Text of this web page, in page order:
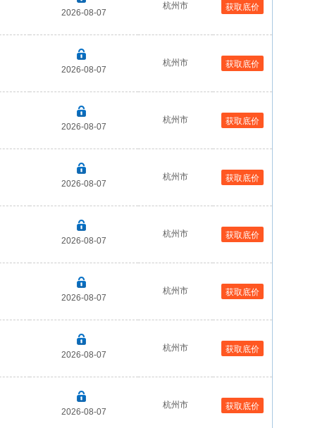
2026-08-07
杭州市 获取底价
2026-08-07
杭州市 获取底价
2026-08-07
杭州市 获取底价
2026-08-07
杭州市 获取底价
2026-08-07
杭州市 获取底价
2026-08-07
杭州市 获取底价
2026-08-07
杭州市 获取底价
2026-08-07
杭州市 获取底价